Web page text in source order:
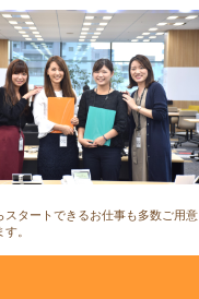
スタートできるお仕事も多数ご用意
。